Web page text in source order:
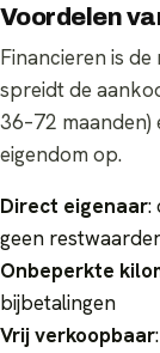
Voordelen
Financieren is
spreidt de
36–72
eigendom op.
Direct eigenaar:
geen
Onbeperkte
bijbetalingen
Vrij verkoopbaar